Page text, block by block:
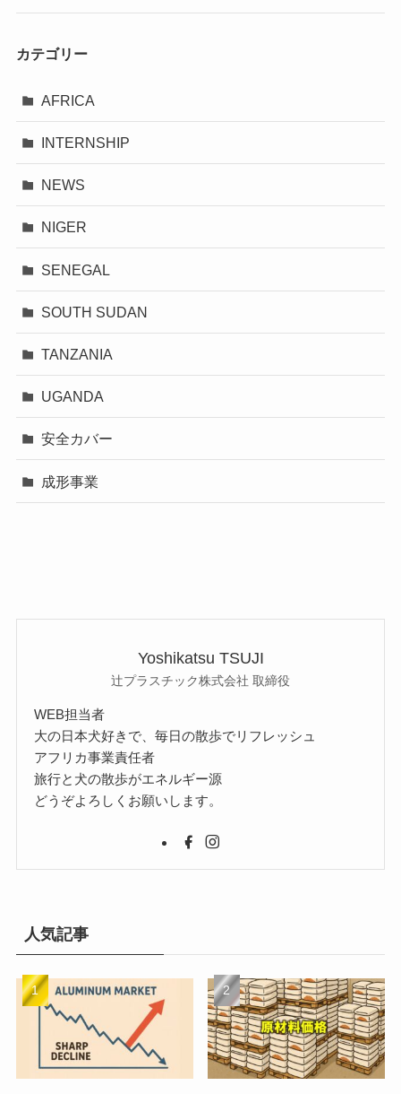
カテゴリー
AFRICA
INTERNSHIP
NEWS
NIGER
SENEGAL
SOUTH SUDAN
TANZANIA
UGANDA
安全カバー
成形事業
Yoshikatsu TSUJI
辻プラスチック株式会社 取締役
WEB担当者
大の日本犬好きで、毎日の散歩でリフレッシュ
アフリカ事業責任者
旅行と犬の散歩がエネルギー源
どうぞよろしくお願いします。
人気記事